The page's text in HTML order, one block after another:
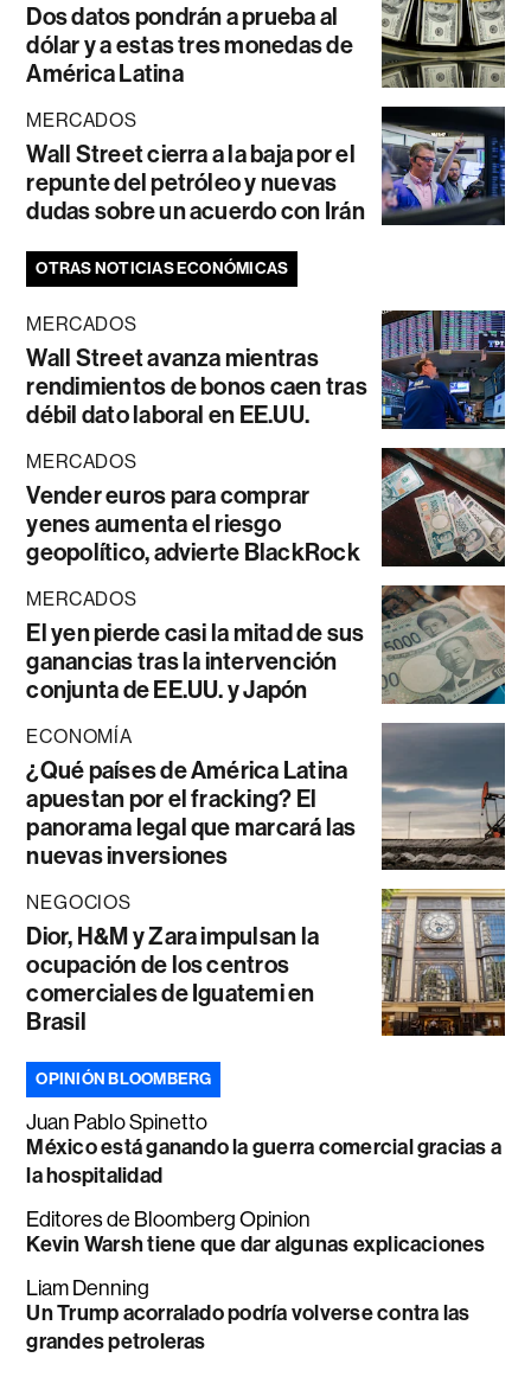
Dos datos pondrán a prueba al
dólar y a estas tres monedas de
América Latina
MERCADOS
Wall Street cierra a la baja por el
repunte del petróleo y nuevas
dudas sobre un acuerdo con Irán
OTRAS NOTICIAS ECONÓMICAS
MERCADOS
Wall Street avanza mientras
rendimientos de bonos caen tras
débil dato laboral en EE.UU.
MERCADOS
Vender euros para comprar
yenes aumenta el riesgo
geopolítico, advierte BlackRock
MERCADOS
El yen pierde casi la mitad de sus
ganancias tras la intervención
conjunta de EE.UU. y Japón
ECONOMÍA
¿Qué países de América Latina
apuestan por el fracking? El
panorama legal que marcará las
nuevas inversiones
NEGOCIOS
Dior, H&M y Zara impulsan la
ocupación de los centros
comerciales de Iguatemi en
Brasil
OPINIÓN BLOOMBERG
Juan Pablo Spinetto
México está ganando la guerra comercial gracias a
la hospitalidad
Editores de Bloomberg Opinion
Kevin Warsh tiene que dar algunas explicaciones
Liam Denning
Un Trump acorralado podría volverse contra las
grandes petroleras